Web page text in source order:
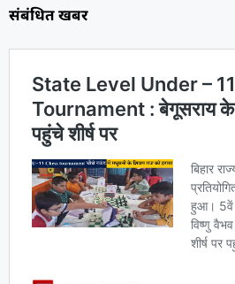
संबंधित खबर